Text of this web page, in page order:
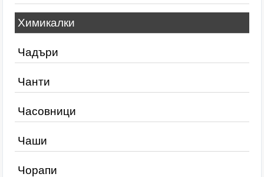
Химикалки
Чадъри
Чанти
Часовници
Чаши
Чорапи